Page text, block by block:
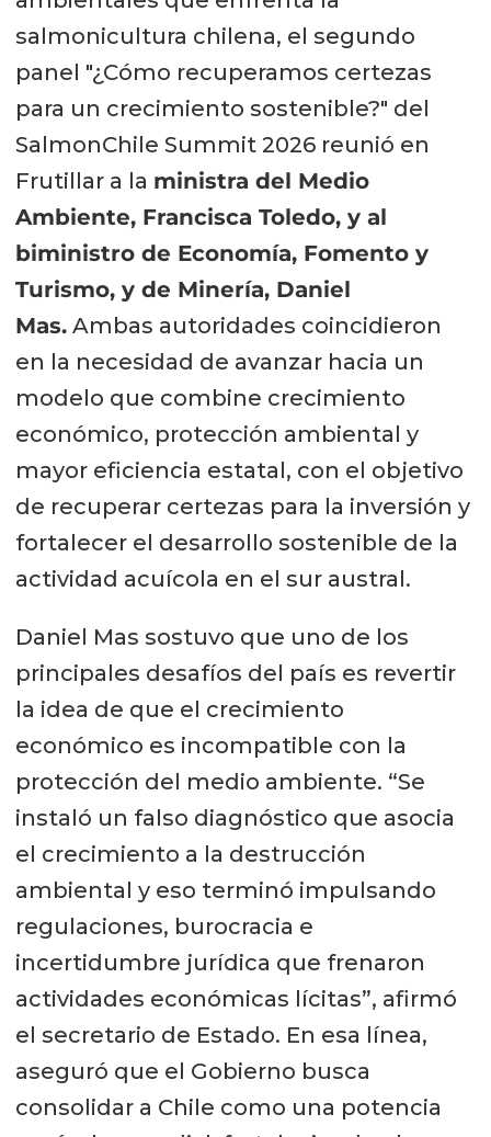
salmonicultura chilena, el segundo
panel "¿Cómo recuperamos certezas
para un crecimiento sostenible?" del
SalmonChile Summit 2026 reunió en
Frutillar a la ministra del Medio
Ambiente, Francisca Toledo, y al
biministro de Economía, Fomento y
Turismo, y de Minería, Daniel
Mas.Ambas autoridades coincidieron
en la necesidad de avanzar hacia un
modelo que combine crecimiento
económico, protección ambiental y
mayor eficiencia estatal, con el objetivo
de recuperar certezas para la inversión y
fortalecer el desarrollo sostenible de la
actividad acuícola en el sur austral.
Daniel Mas sostuvo que uno de los
principales desafíos del país es revertir
la idea de que el crecimiento
económico es incompatible con la
protección del medio ambiente. “Se
instaló un falso diagnóstico que asocia
el crecimiento a la destrucción
ambiental y eso terminó impulsando
regulaciones, burocracia e
incertidumbre jurídica que frenaron
actividades económicas lícitas”, afirmó
el secretario de Estado. En esa línea,
aseguró que el Gobierno busca
consolidar a Chile como una potencia